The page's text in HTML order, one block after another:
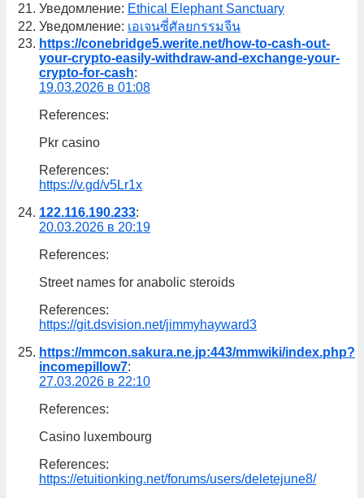
Уведомление: Ethical Elephant Sanctuary
Уведомление: เอเจนซี่ศัลยกรรมจีน
https://conebridge5.werite.net/how-to-cash-out-
your-crypto-easily-withdraw-and-exchange-your-
crypto-for-cash:
19.03.2026 в 01:08
References:
Pkr casino
References:
https://v.gd/v5Lr1x
122.116.190.233:
20.03.2026 в 20:19
References:
Street names for anabolic steroids
References:
https://git.dsvision.net/jimmyhayward3
https://mmcon.sakura.ne.jp:443/mmwiki/index.php?
incomepillow7:
27.03.2026 в 22:10
References:
Casino luxembourg
References:
https://etuitionking.net/forums/users/deletejune8/